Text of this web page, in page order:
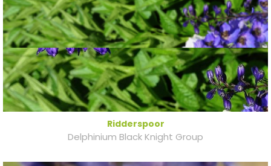
Ridderspoor
Delphinium Black Knight Group